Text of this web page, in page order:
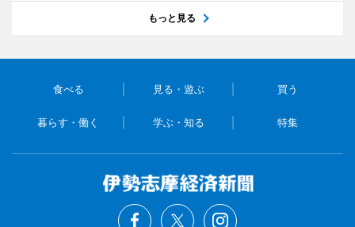
もっと見る
食べる 見る・遊ぶ 買う
暮らす・働く 学ぶ・知る 特集